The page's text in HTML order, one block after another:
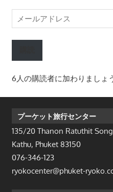
ー
ル
レ
ス
6人の購読者に加わりましょ
プーケット旅行センター
135/20 Thanon Ratuthit
Kathu, Phuket 83150
076-346-123
ryokocenter@phuket-